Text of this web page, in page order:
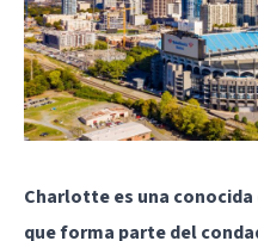
Charlotte es una
que forma parte del